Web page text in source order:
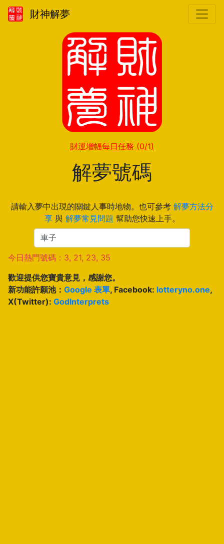
財神解夢
財運增幅每日任務 (0/1)
解夢號碼
請輸入夢中出現的關鍵人事時地物。也可參考 解夢方法分
享與 解夢常見問題 幫助您快速上手。
今日熱門號碼：3, 21, 23, 35
歡迎提供您寶貴意見，感謝您。
新功能許願池： Google 表單, Facebook: lotteryno.one,
X(Twitter): GodInterprets